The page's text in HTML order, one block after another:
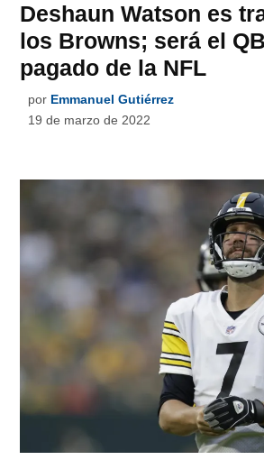
Deshaun Watson es
los Browns; será el
pagado de la NFL
por Emmanuel Gutiérrez
19 de marzo de 2022